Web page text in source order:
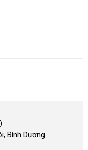
Bình Dương